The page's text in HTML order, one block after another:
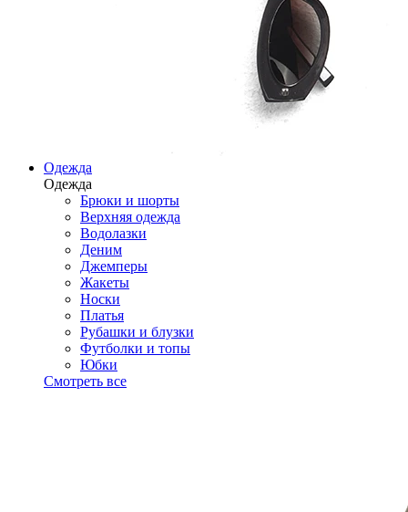
Одежда
Одежда
Брюки и шорты
Верхняя одежда
Водолазки
Деним
Джемперы
Жакеты
Носки
Платья
Рубашки и блузки
Футболки и топы
Юбки
Смотреть все